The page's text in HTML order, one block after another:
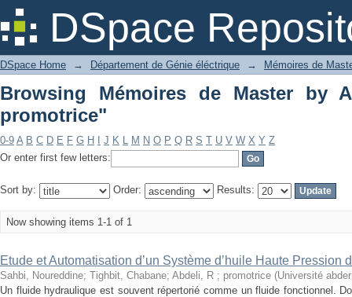
DSpace
Browsing Mémoires de Master by
DSpace Home → Département de Génie éléctrique → Mémoires de
Browsing Mémoires de Master by
promotrice"
0-9 A B C D E F G H J K L M N O P Q R S T U V W X Y Z
Or enter first few letters:
Sort by: Order: Results:
Now showing items 1-1 of 1
Etude et Automatisation d’un Système d’huile Haute Pression
Sahbi, Noureddine; Tighbit, Chabane; Abdeli, R ; promotrice (Université
Un fluide hydraulique est souvent répertorié comme un fluide fonctionnel.